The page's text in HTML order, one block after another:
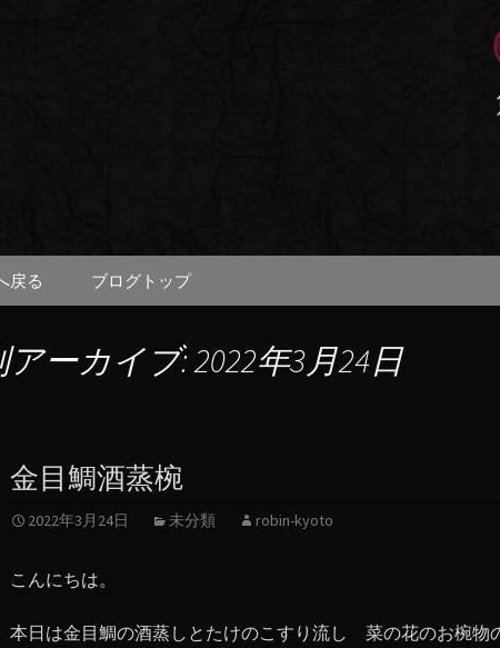
都・先斗町の
ろびん）」の公
・先斗町の京町家で美味しい季節の京
せや、お料理について最新情報をおとど
へ移動
戻る ブログトップ
アーカイブ: 2022年3月24日
金目鯛酒蒸椀
2022年3月24日 未分類 robin-kyoto
こんにちは。
本日は金目鯛の酒蒸しとたけのこすり流し 菜の花のお椀物